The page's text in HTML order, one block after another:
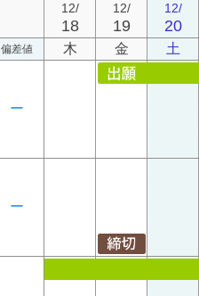
12/
18
12/
19
12/
20
偏差値 木 金 土
ー
ー